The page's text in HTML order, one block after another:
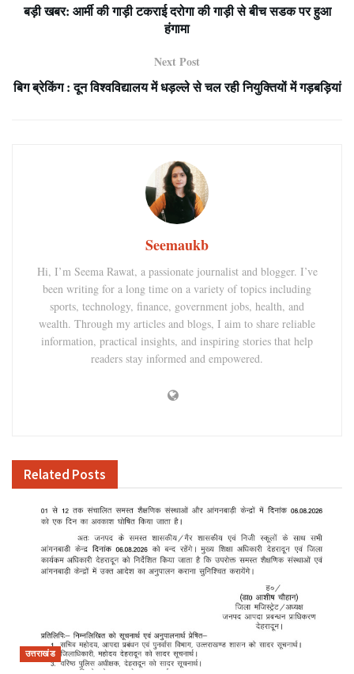
बड़ी खबर: आर्मी की गाड़ी टकराई दरोगा की गाड़ी से बीच सडक पर हुआ
हंगामा
Next Post
बिग ब्रेकिंग : दून विश्वविद्यालय में धड़ल्ले से चल रही नियुक्तियों में गड़बड़ियां
Seemaukb
Hi, I’m Seema Rawat, a passionate journalist and blogger. I’ve
been writing for a long time on a variety of topics including
sports, technology, finance, government jobs, health, and
wealth. Through my articles and blogs, I aim to share reliable
information, practical insights, and inspiring stories that help
readers stay informed and empowered.
Related Posts
उत्तराखंड